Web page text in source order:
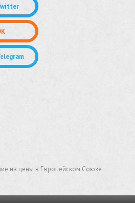
на цены в Европейском Союзе